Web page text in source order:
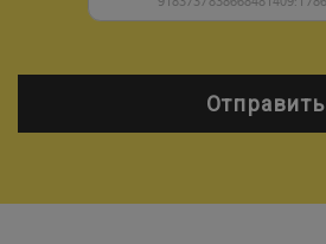
Отправить